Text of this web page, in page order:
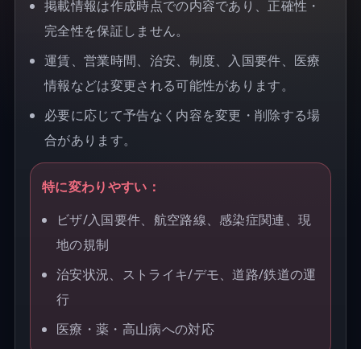
掲載情報は作成時点での内容であり、正確性・
完全性を保証しません。
運賃、営業時間、治安、制度、入国要件、医療
情報などは変更される可能性があります。
必要に応じて予告なく内容を変更・削除する場
合があります。
特に変わりやすい：
ビザ/入国要件、航空路線、感染症関連、現
地の規制
治安状況、ストライキ/デモ、道路/鉄道の運
行
医療・薬・高山病への対応